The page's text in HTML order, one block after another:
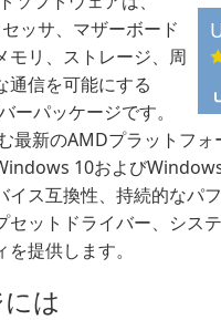
ッサ、マザーボード
モリ、ストレージ、周
通信を可能にする
ーパッケージです。
最新のAMDプラットフォ
10および
イス互換性、持続的なパ
セットドライバー、シス
提供します。
は